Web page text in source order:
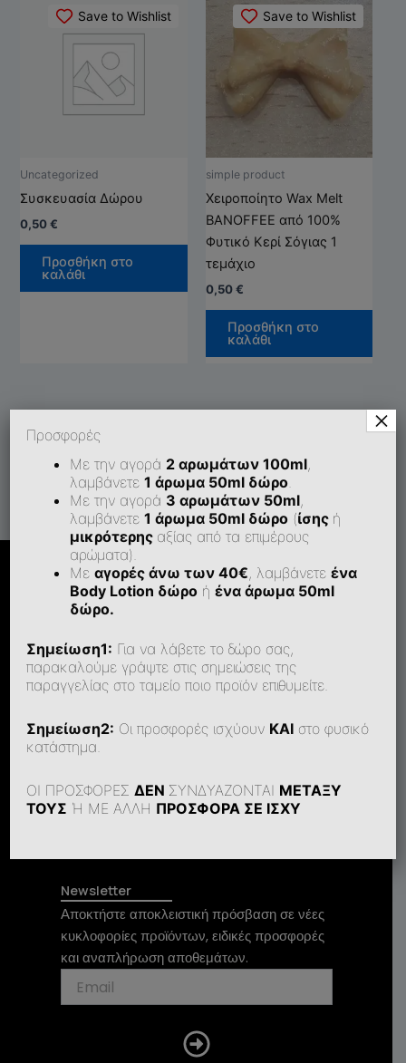
Save to Wishlist
Uncategorized
Συσκευασία Δώρου
0,50€
Προσθήκη στο
καλάθι
Save to Wishlist
simple product
Χειροποίητο Wax Melt
BANOFFEE από 100%
Φυτικό Κερί Σόγιας 1
τεμάχιο
0,50€
Προσθήκη στο
καλάθι
Τα αρώματα, ουσιωδώς όμοια με τα
πρωτότυπα, έχουν πλέον μεγαλύτερη
διάρκεια και πιστότητα που αγγίζει το
100%.
i
t
o
k
n
t
a
g
r
a
a
b
o
o
k
Newsletter
Αποκτήστε αποκλειστική πρόσβαση σε νέες
κυκλοφορίες προϊόντων, ειδικές προσφορές
και αναπλήρωση αποθεμάτων.
Submit
Προσφορές
Με την αγορά 2 αρωμάτων 100ml,
λαμβάνετε1 άρωμα 50ml δώρο
Με την αγορά 3 αρωμάτων 50ml,
λαμβάνετε1 άρωμα 50ml δώρο (ίσης ή
μικρότερης αξίας από τα επιμέρους
αρώματα).
Μεαγορές άνω των 40€, λαμβάνετεένα
Body Lotion δώρο ήένα άρωμα 50ml
δώρο.
Σημείωση1: Για να λάβετε το δώρο σας,
παρακαλούμε γράψτε στις σημειώσεις της
παραγγελίας στο ταμείο ποιο προϊόν επιθυμείτε.
Σημείωση2: Οι προσφορές ισχύουν ΚΑΙ στο φυσικό
κατάστημα.
ΟΙ ΠΡΟΣΦΟΡΕΣΔΕΝ ΣΥΝΔΥΑΖΟΝΤΑΙ ΜΕΤΑΞΥ
ΤΟΥΣ Ή ΜΕ ΑΛΛΗ ΠΡΟΣΦΟΡΑ ΣΕ ΙΣΧΥ
×